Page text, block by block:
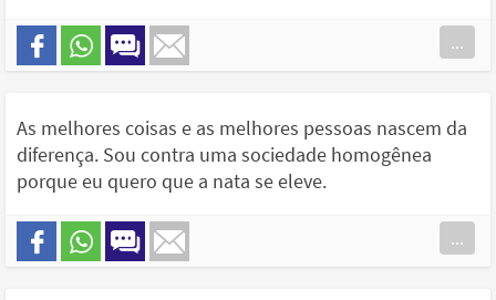
...
As melhores coisas e as melhores pessoas nascem da
diferença. Sou contra uma sociedade homogênea
porque eu quero que a nata se eleve.
...